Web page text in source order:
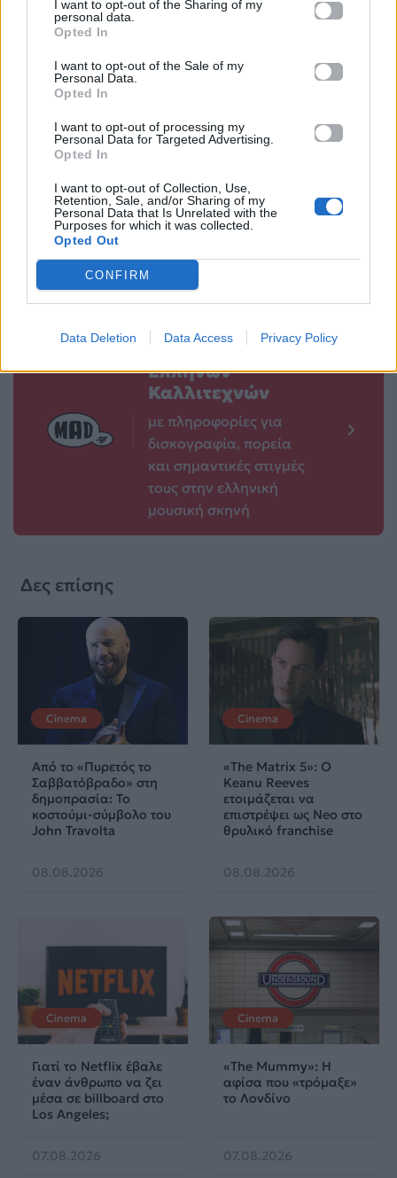
I want to opt-out of the Sharing of my
personal data.
Opted In
I want to opt-out of the Sale of my
Personal Data.
Opted In
I want to opt-out of processing my
Personal Data for Targeted Advertising.
Opted In
I want to opt-out of Collection, Use,
Retention, Sale, and/or Sharing of my
Personal Data that Is Unrelated with the
Purposes for which it was collected.
Opted Out
CONFIRM
Data Deletion Data Access Privacy Policy
Η Νάνσυ
Θανάσης
Αναγνωστόπουλος
ΣΚΑΪ
06.07.2026
viral γιαγιάδες της
σαρώνουν ξανά τα
social media
Βιογραφικά
Ελλήνων
Καλλιτεχνών
με πληροφορίες για
δισκογραφία, πορεία
και σημαντικές στιγμές
τους στην ελληνική
μουσική σκηνή
Δες επίσης
Cinema
Από το «Πυρετός το
Σαββατόβραδο» στη
δημοπρασία: Το
κοστούμι-σύμβολο του
John Travolta
08.08.2026
Cinema
«The Matrix 5»: Ο
Keanu Reeves
ετοιμάζεται να
επιστρέψει ως Neo στο
θρυλικό franchise
08.08.2026
Cinema
Γιατί το Netflix έβαλε
έναν άνθρωπο να ζει
μέσα σε billboard στο
Los Angeles;
07.08.2026
Cinema
«The Mummy»: Η
αφίσα που «τρόμαξε»
το Λονδίνο
07.08.2026